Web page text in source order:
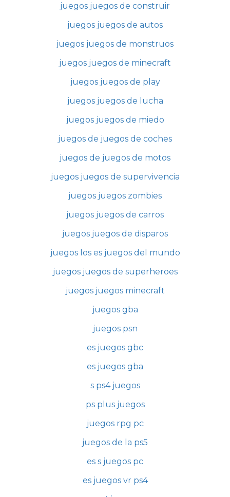
juegos juegos de construir
juegos juegos de autos
juegos juegos de monstruos
juegos juegos de minecraft
juegos juegos de play
juegos juegos de lucha
juegos juegos de miedo
juegos de juegos de coches
juegos de juegos de motos
juegos juegos de supervivencia
juegos juegos zombies
juegos juegos de carros
juegos juegos de disparos
juegos los es juegos del mundo
juegos juegos de superheroes
juegos juegos minecraft
juegos gba
juegos psn
es juegos gbc
es juegos gba
s ps4 juegos
ps plus juegos
juegos rpg pc
juegos de la ps5
es s juegos pc
es juegos vr ps4